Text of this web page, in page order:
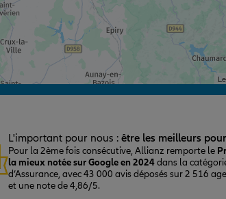
L'important pour nous : être les meilleurs
Pour la 2ème fois consécutive, Allianz remporte le
la mieux notée sur Google en 2024dans la
d’Assurance, avec 43 000 avis déposés sur 2 516
et une note de 4,86/5.